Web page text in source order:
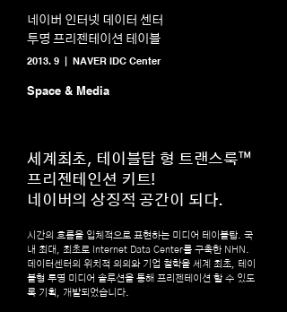
네이버 인터넷 데이터 센터
투명 프리젠테이션 테이블
2013. 9 | NAVER IDC Center
Space & Media
세계최초, 테이블탑 형 트랜스룩™
프리젠테인션 키트!
네이버의 상징적 공간이 되다.
시간의 흐름을 입체적으로 표현하는 미디어 테이블탑. 국
내 최대, 최초로 Internet Data Center를 구축한 NHN.
데이터센터의 위치적 의의와 기업 철학을 세계 최초, 테이
블형 투명 미디어 솔루션을 통해 프리젠테이션 할 수 있도
록 기획, 개발되었습니다.